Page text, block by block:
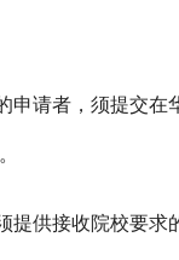
申请者，须提交在
提供接收院校要求